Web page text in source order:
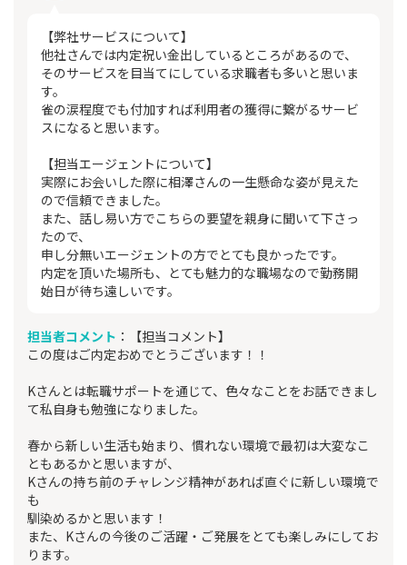
【弊社サービスについて】
他社さんでは内定祝い金出しているところがあるので、
そのサービスを目当てにしている求職者も多いと思いま
す。
雀の涙程度でも付加すれば利用者の獲得に繋がるサービ
スになると思います。
【担当エージェントについて】
実際にお会いした際に相澤さんの一生懸命な姿が見えた
ので信頼できました。
また、話し易い方でこちらの要望を親身に聞いて下さっ
たので、
申し分無いエージェントの方でとても良かったです。
内定を頂いた場所も、とても魅力的な職場なので勤務開
始日が待ち遠しいです。
担当者コメント ：【担当コメント】
この度はご内定おめでとうございます！！
Kさんとは転職サポートを通じて、色々なことをお話できまし
て私自身も勉強になりました。
春から新しい生活も始まり、慣れない環境で最初は大変なこ
ともあるかと思いますが、
Kさんの持ち前のチャレンジ精神があれば直ぐに新しい環境で
も
馴染めるかと思います！
また、Kさんの今後のご活躍・ご発展をとても楽しみにしてお
ります。